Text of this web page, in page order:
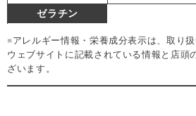
ゼラチン
※アレルギー情報・栄養成分表示は、取り
ウェブサイトに記載されている情報と店頭
ざいます。